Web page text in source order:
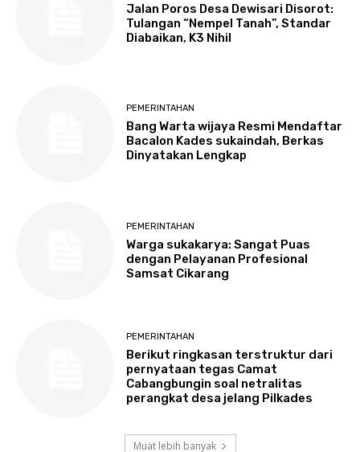
Jalan Poros Desa Dewisari Disorot:
Tulangan “Nempel Tanah”, Standar
Diabaikan, K3 Nihil
PEMERINTAHAN
Bang Warta wijaya Resmi Mendaftar
Bacalon Kades sukaindah, Berkas
Dinyatakan Lengkap
PEMERINTAHAN
Warga sukakarya: Sangat Puas
dengan Pelayanan Profesional
Samsat Cikarang
PEMERINTAHAN
Berikut ringkasan terstruktur dari
pernyataan tegas Camat
Cabangbungin soal netralitas
perangkat desa jelang Pilkades
Muat lebih banyak